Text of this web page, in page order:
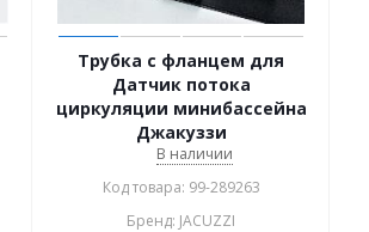
Трубка с фланцем для
Датчик потока
циркуляции минибассейна
Джакуззи
В наличии
Код товара: 99-289263
Бренд: JACUZZI